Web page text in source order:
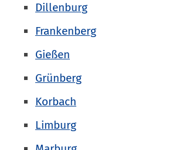
Dillenburg
Frankenberg
Gießen
Grünberg
Korbach
Limburg